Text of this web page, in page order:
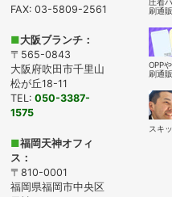
FAX: 03-5809-2561
■大阪ブランチ：
〒565-0843
大阪府吹田市千里山
松が丘18-11
TEL:050-3387-
1575
■福岡天神オフィ
ス：
〒810-0001
福岡県福岡市中央区
圧着
刷通
OPP
刷通
スキ